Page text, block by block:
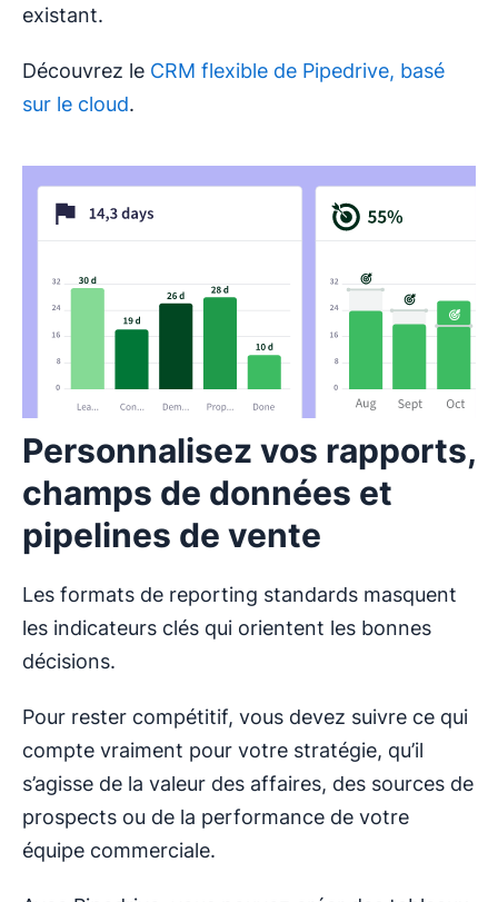
existant.
Découvrez le CRM flexible de Pipedrive, basé
sur le cloud.
Personnalisez vos rapports,
champs de données et
pipelines de vente
Les formats de reporting standards masquent
les indicateurs clés qui orientent les bonnes
décisions.
Pour rester compétitif, vous devez suivre ce qui
compte vraiment pour votre stratégie, qu’il
s’agisse de la valeur des affaires, des sources de
prospects ou de la performance de votre
équipe commerciale.